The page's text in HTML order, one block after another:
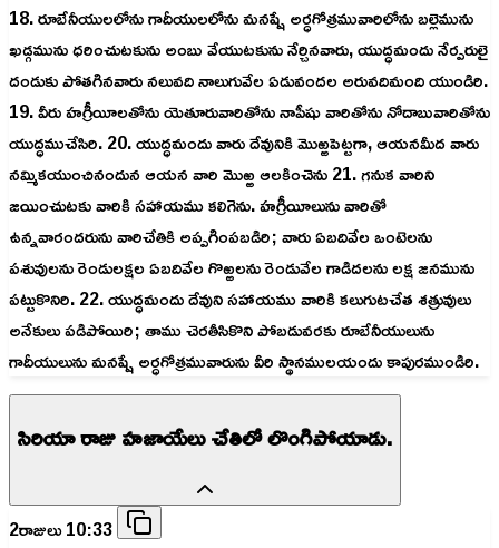
18. రూబేనీయులలోను గాదీయులలోను మనష్షే అర్ధగోత్రమువారిలోను బల్లెమును
ఖడ్గమును ధరించుటకును అంబు వేయుటకును నేర్చినవారు, యుద్ధమందు నేర్పరులై
దండుకు పోతగినవారు నలువది నాలుగువేల ఏడువందల అరువదిమంది యుండిరి.
19. వీరు హగ్రీయీలతోను యెతూరువారితోను నాపీషు వారితోను నోదాబువారితోను
యుద్ధముచేసిరి. 20. యుద్ధమందు వారు దేవునికి మొఱ్ఱపెట్టగా, ఆయనమీద వారు
నమ్మికయుంచినందున ఆయన వారి మొఱ్ఱ ఆలకించెను 21. గనుక వారిని
జయించుటకు వారికి సహాయము కలిగెను. హగ్రీయీలును వారితో
ఉన్నవారందరును వారిచేతికి అప్పగింపబడిరి; వారు ఏబదివేల ఒంటెలను
పశువులను రెండులక్షల ఏబదివేల గొఱ్ఱలను రెండువేల గాడిదలను లక్ష జనమును
పట్టుకొనిరి. 22. యుద్ధమందు దేవుని సహాయము వారికి కలుగుటచేత శత్రువులు
అనేకులు పడిపోయిరి; తాము చెరతీసికొని పోబడువరకు రూబేనీయులును
గాదీయులును మనష్షే అర్ధగోత్రమువారును వీరి స్థానములయందు కాపురముండిరి.
సిరియా రాజు హజాయేలు చేతిలో లొంగిపోయాడు.
2రాజులు 10:33